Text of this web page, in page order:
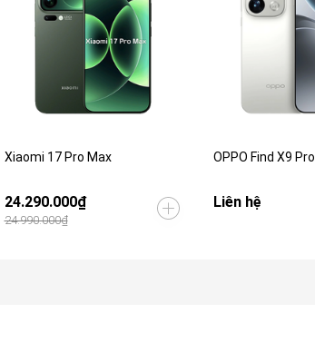
Xiaomi 17 Pro Max
24.290.000₫
24.990.000₫
OPPO Find X9 Pro
Liên hệ